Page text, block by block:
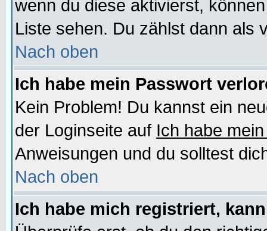
wenn du diese aktivierst,
Liste sehen. Du zählst dann als
Nach oben
Ich habe mein Passwort
Kein Problem! Du kannst ein
der Loginseite auf Ich habe
Anweisungen und du solltest
Nach oben
Ich habe mich registriert,